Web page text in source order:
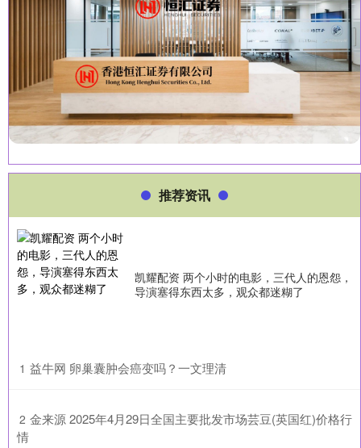
推荐资讯
凯耀配资 两个小时的电影，三代人的恩怨，
导演塞得东西太多，观众都迷糊了
1 ​益牛网 卵巢囊肿会癌变吗？一文理清
2 ​金来源 2025年4月29日全国主要批发市场芸豆(英国红)价格行
情